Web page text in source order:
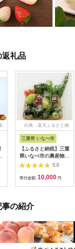
返礼品
出典：楽天ふるさと納
三重県 いなべ市
【ふるさと納税】三重
県いなべ市の農産物直
売所「ふれあいの駅う
鮮野菜・果物セット」
【1201237】
5.0
寄付金額: 10,000 円
事の紹介